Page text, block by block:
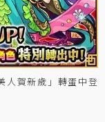
人賀新歲」轉蛋中登